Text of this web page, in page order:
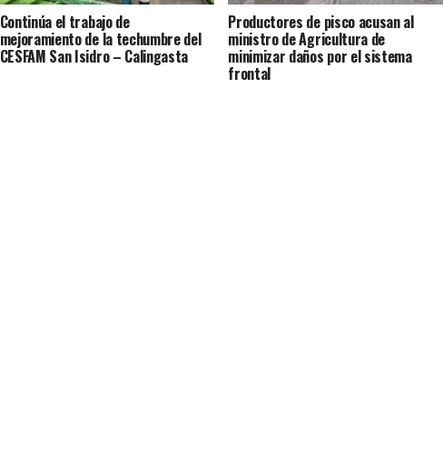
Continúa el trabajo de
mejoramiento de la techumbre del
CESFAM San Isidro – Calingasta
Productores de pisco acusan al
ministro de Agricultura de
minimizar daños por el sistema
frontal